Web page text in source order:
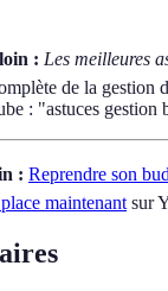
: Les meilleures
de la gestion
: "astuces gestion
: Reprendre son
maintenant sur